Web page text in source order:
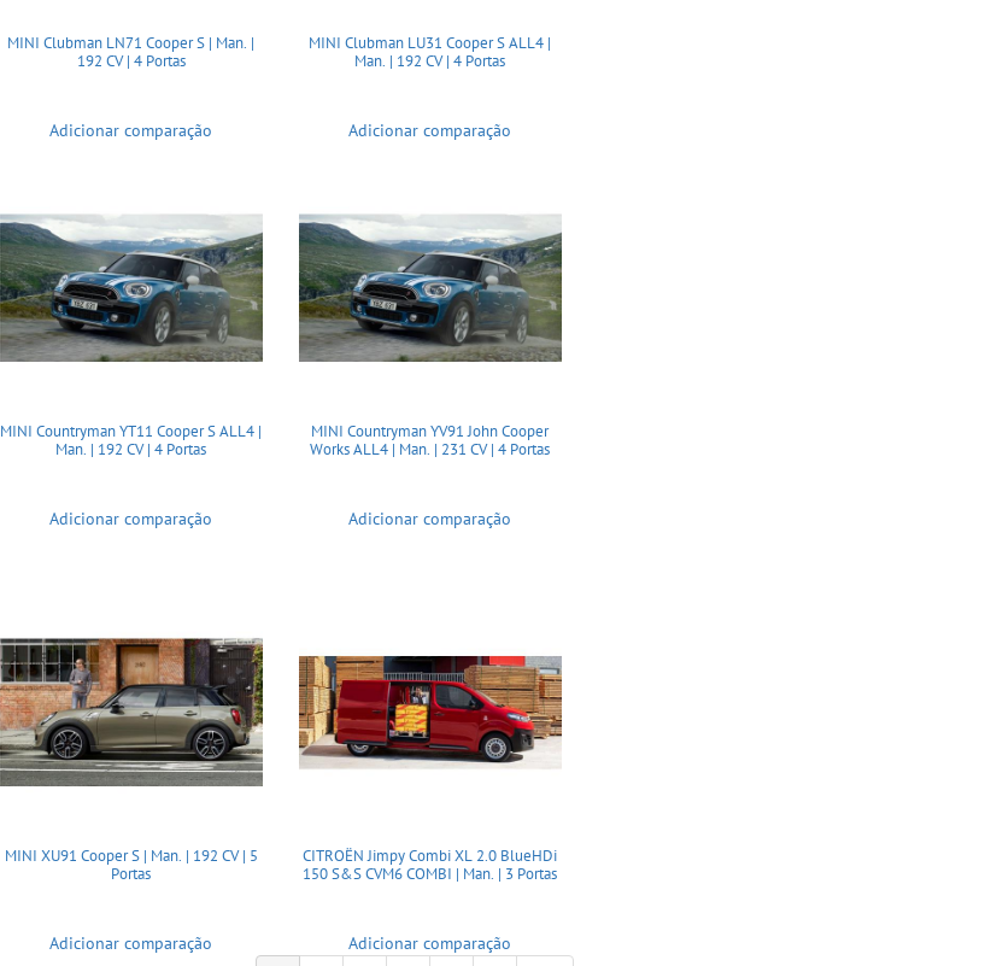
MINI Clubman LN71 Cooper S | Man. |
192 CV | 4 Portas
Adicionar comparação
MINI Clubman LU31 Cooper S ALL4 |
Man. | 192 CV | 4 Portas
Adicionar comparação
MINI Countryman YT11 Cooper S ALL4 |
Man. | 192 CV | 4 Portas
Adicionar comparação
MINI Countryman YV91 John Cooper
Works ALL4 | Man. | 231 CV | 4 Portas
Adicionar comparação
MINI XU91 Cooper S | Man. | 192 CV | 5
Portas
Adicionar comparação
CITROËN Jimpy Combi XL 2.0 BlueHDi
150 S&S CVM6 COMBI | Man. | 3 Portas
Adicionar comparação